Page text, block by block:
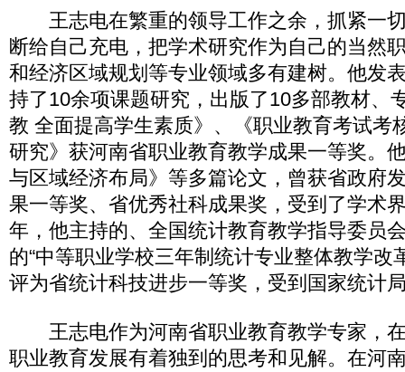
王志电在繁重的领导工作之余，抓紧一
断给自己充电，把学术研究作为自己的当然
和经济区域规划等专业领域多有建树。他发
持了10余项课题研究，出版了10多部教材、
教 全面提高学生素质》、《职业教育考试考
研究》获河南省职业教育教学成果一等奖。
与区域经济布局》等多篇论文，曾获省政府
果一等奖、省优秀社科成果奖，受到了学术
年，他主持的、全国统计教育教学指导委员
的“中等职业学校三年制统计专业整体教学改
评为省统计科技进步一等奖，受到国家统计
王志电作为河南省职业教育教学专家，
职业教育发展有着独到的思考和见解。在河